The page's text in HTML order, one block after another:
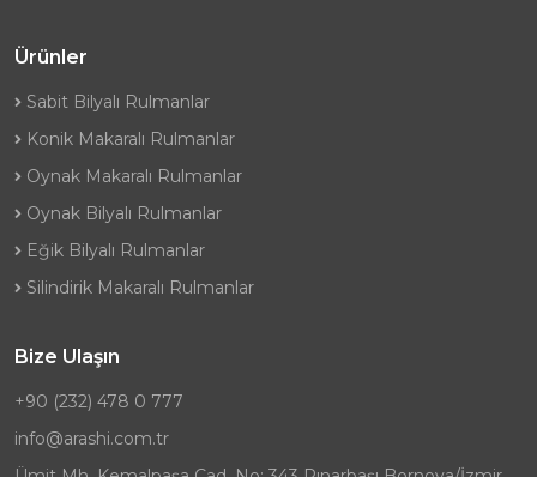
Ürünler
Sabit Bilyalı Rulmanlar
Konik Makaralı Rulmanlar
Oynak Makaralı Rulmanlar
Oynak Bilyalı Rulmanlar
Eğik Bilyalı Rulmanlar
Silindirik Makaralı Rulmanlar
Bize Ulaşın
+90 (232) 478 0 777
info@arashi.com.tr